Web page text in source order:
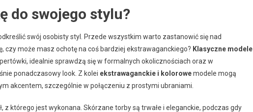
do swojego stylu?
swój osobisty styl. Przede wszystkim warto zastanowić się nad
czy może masz ochotę na coś bardziej ekstrawaganckiego? Klasyczne modele
idealnie sprawdzą się w formalnych okolicznościach oraz w
ponadczasowy look. Z kolei ekstrawaganckie i kolorowemodele mogą
akcentem, szczególnie w połączeniu z prostymi ubraniami.
z którego jest wykonana. Skórzane torby są trwałe i eleganckie, podczas gdy